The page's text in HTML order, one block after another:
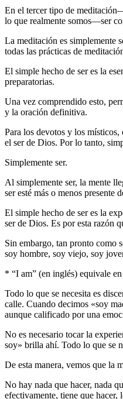
En el tercer tipo de
lo que realmente somos―ser
La meditación es simplemente
todas las prácticas de
El simple hecho de ser es la
preparatorias.
Una vez comprendido esto,
y la oración definitiva.
Para los devotos y los
el ser de Dios. Por lo tanto,
Simplemente ser.
Al simplemente ser, la mente
ser esté más o menos presente
El simple hecho de ser es la
ser de Dios. Es por esta razón
Sin embargo, tan pronto como
soy hombre, soy viejo, soy
* “I am” (en inglés) equivale
Todo lo que se necesita es
calle. Cuando decimos «soy
aunque calificado por una
No es necesario tocar la
soy» brilla ahí. Todo lo que se
De esta manera, vemos que la
No hay nada que hacer, nada
efectivamente, tiene que hacer,